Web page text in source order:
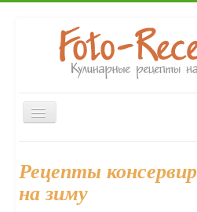
Включить/
выключить
Десерты
Выпечка Напитки
Форум
Рецепты
на зиму